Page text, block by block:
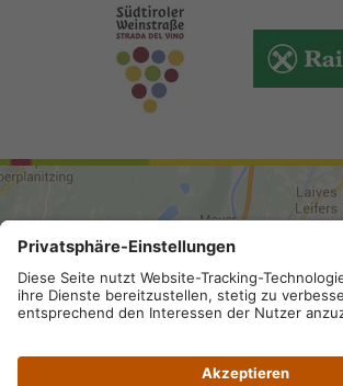
ANREISE
Impressum . Privacy